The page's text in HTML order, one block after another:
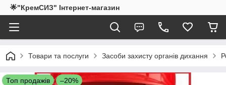
🌟"КремСИЗ" Інтернет-магазин
Товари та послуги Засоби захисту органів дихання
Топ продажів –20%